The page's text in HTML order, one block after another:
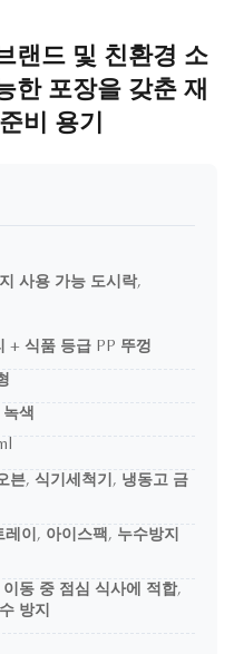
랜드 및 친환경 소
한 포장을 갖춘 재
비 용기
사용 가능 도시락,
+ 식품 등급 PP 뚜껑
색
븐, 식기세척기, 냉동고 금
레이, 아이스팩, 누수방지
동 중 점심 식사에 적합,
방지